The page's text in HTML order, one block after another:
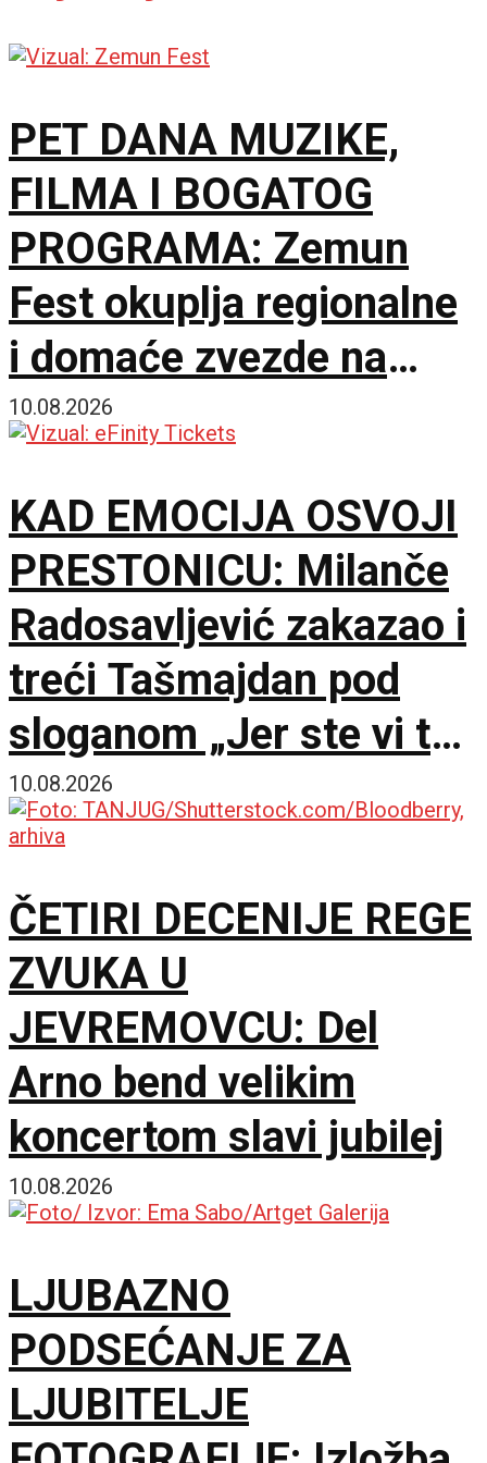
PET DANA MUZIKE,
FILMA I BOGATOG
PROGRAMA: Zemun
Fest okuplja regionalne
i domaće zvezde na
četiri lokacije
10.08.2026
KAD EMOCIJA OSVOJI
PRESTONICU: Milanče
Radosavljević zakazao i
treći Tašmajdan pod
sloganom „Jer ste vi to
opet tražili“
10.08.2026
ČETIRI DECENIJE REGE
ZVUKA U
JEVREMOVCU: Del
Arno bend velikim
koncertom slavi jubilej
10.08.2026
LJUBAZNO
PODSEĆANJE ZA
LJUBITELJE